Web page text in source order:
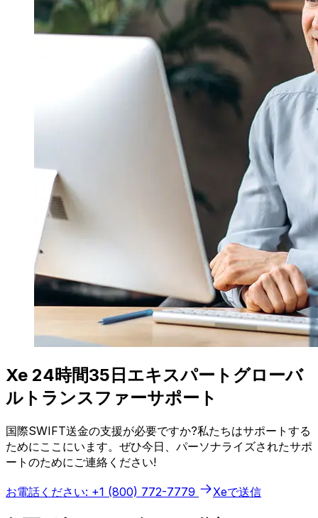
Xe 24時間35日エキスパートグローバ
ルトランスファーサポート
国際SWIFT送金の支援が必要ですか?私たちはサポートする
ためにここにいます。ぜひ今日、パーソナライズされたサポ
ートのためにご連絡ください!
お電話ください: +1 (800) 772-7779 Xeで送信